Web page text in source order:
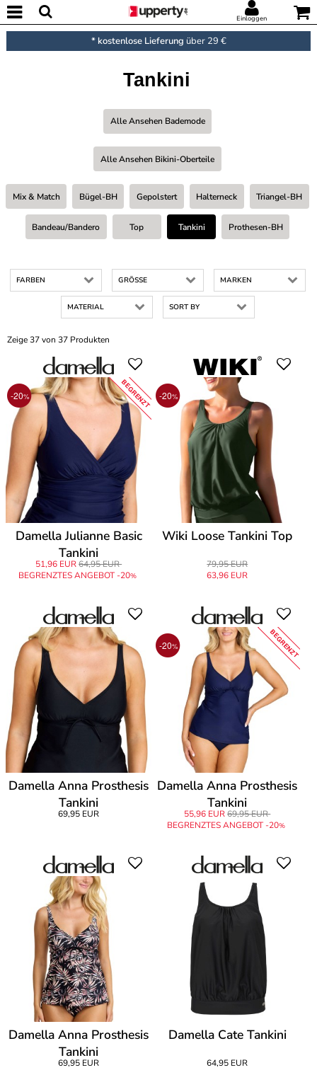
Einloggen
* kostenlose Lieferung über 29 €
Tankini
Alle Ansehen Bademode
Alle Ansehen Bikini-Oberteile
Mix & Match Bügel-BH Gepolstert Halterneck Triangel-BH
Bandeau/bandero Top Tankini Prothesen-BH
FARBEN GRÖSSE MARKEN
MATERIAL SORT BY
Zeige 37 von 37 Produkten
-20% BEGRENZT
Damella Julianne Basic
Tankini
51,96 EUR64,95 EUR
BEGRENZTES ANGEBOT -20%
-20%
Wiki Loose Tankini Top
79,95 EUR
63,96 EUR
Damella Anna Prosthesis
Tankini
69,95 EUR
-20% BEGRENZT
Damella Anna Prosthesis
Tankini
55,96 EUR 69,95 EUR
BEGRENZTES ANGEBOT -20%
Damella Anna Prosthesis
Tankini
69,95 EUR
Damella Cate Tankini
64,95 EUR